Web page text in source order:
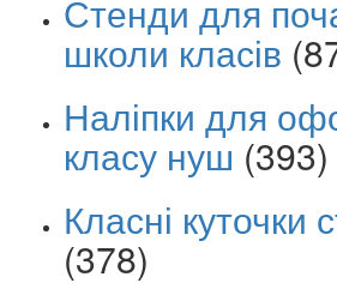
Стенди для
школи класів
Наліпки для
класу нуш (393)
Класні куточки
(378)